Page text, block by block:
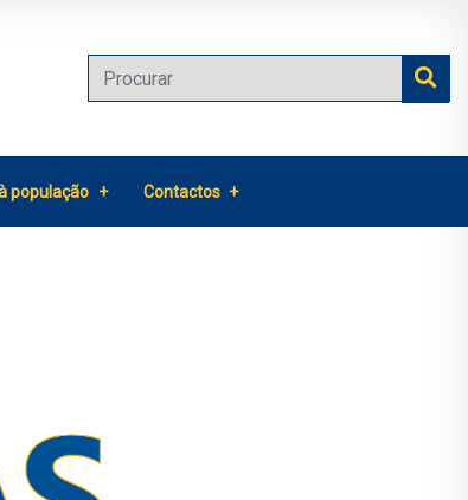
população Contactos